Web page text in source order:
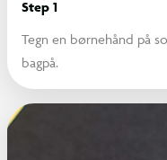
Step 1
Tegn en børnehånd på
bagpå.